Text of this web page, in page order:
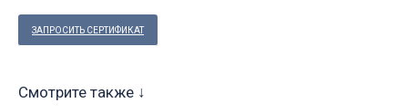
ЗАПРОСИТЬ СЕРТИФИКАТ
Смотрите также ↓